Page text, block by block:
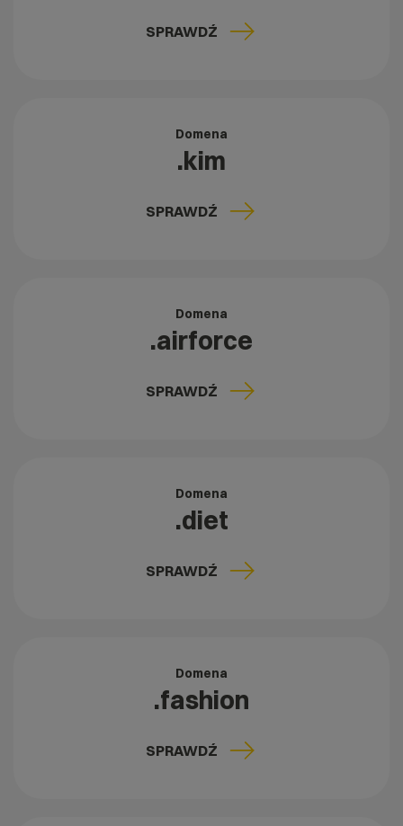
SPRAWDŹ
Domena
.kim
SPRAWDŹ
Domena
.airforce
SPRAWDŹ
Domena
.diet
SPRAWDŹ
Domena
.fashion
SPRAWDŹ